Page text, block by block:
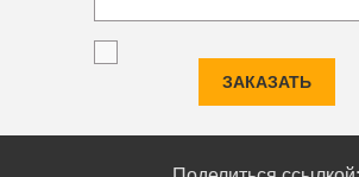
ЗАКАЗАТЬ